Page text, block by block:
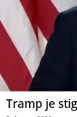
Tramp je